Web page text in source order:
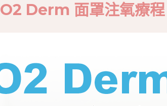
O2 Derm 面罩注氧療程